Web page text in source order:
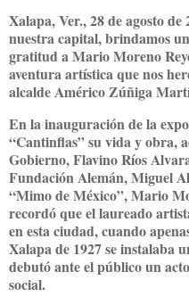
Xalapa, Ver., 28 de agosto
nuestra capital, brindamos
gratitud a Mario Moreno
aventura artística que nos
alcalde Américo Zúñiga
En la inauguración de la
“Cantinflas” su vida y obra,
Gobierno, Flavino Ríos
Fundación Alemán, Miguel
“Mimo de México”, Mario
recordó que el laureado
en esta ciudad, cuando
Xalapa de 1927 se instalaba
debutó ante el público un
social.